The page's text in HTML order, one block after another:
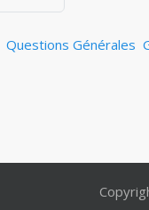
Questions Générales